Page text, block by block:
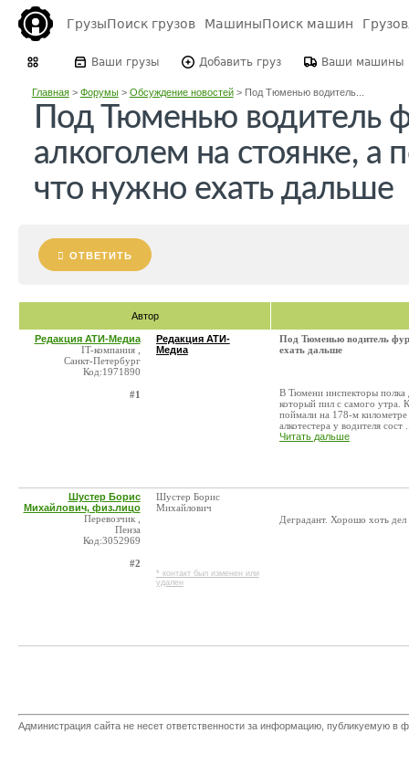
ГрузыПоиск грузов МашиныПоиск машин
Ваши грузы Добавить груз Ваши машины
Главная> Форумы> Обсуждение новостей> Под Тюменью водитель...
Под Тюменью водитель
алкоголем на стоянке, а
что нужно ехать дальше
ОТВЕТИТЬ
Автор
Редакция АТИ-Медиа
IT-компания ,
Санкт-Петербург
Код:1971890
#1
Редакция АТИ-
Медиа
Под Тюменью водитель
ехать дальше
В Тюмени инспекторы
который пил с самого утра.
поймали на 178-м
алкотестера у водителя сост
Читать дальше
Шустер Борис
Михайлович, физ.лицо
Перевозчик ,
Пенза
Код:3052969
#2
Шустер Борис
Михайлович
* контакт был изменен или
удален
Деградант. Хорошо хоть дел
Администрация сайта не несет ответственности за информацию, публикуемую